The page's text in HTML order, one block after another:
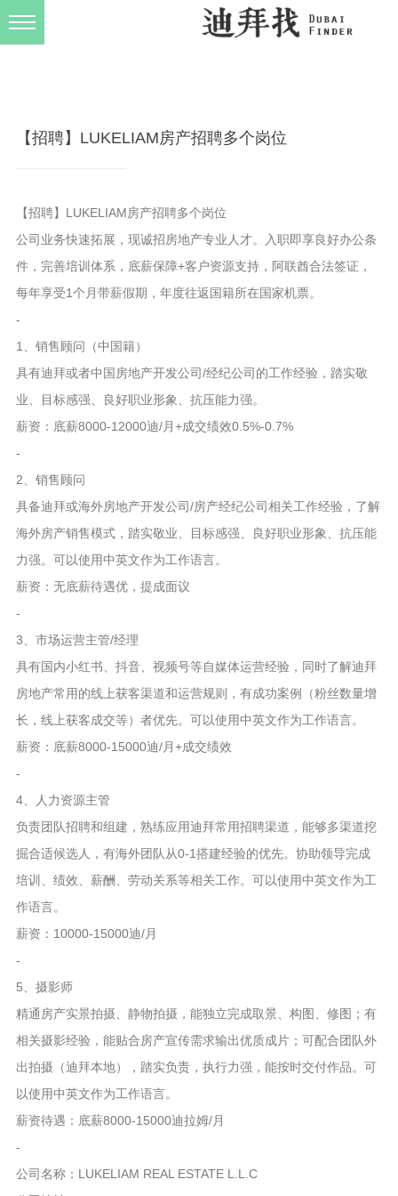
【招聘】LUKELIAM房产招聘多个岗位
【招聘】LUKELIAM房产招聘多个岗位
公司业务快速拓展，现诚招房地产专业人才。入职即享良好办公条
件，完善培训体系，底薪保障+客户资源支持，阿联酋合法签证，
每年享受1个月带薪假期，年度往返国籍所在国家机票。
-
1、销售顾问（中国籍）
具有迪拜或者中国房地产开发公司/经纪公司的工作经验，踏实敬
业、目标感强、良好职业形象、抗压能力强。
薪资：底薪8000-12000迪/月+成交绩效0.5%-0.7%
-
2、销售顾问
具备迪拜或海外房地产开发公司/房产经纪公司相关工作经验，了解
海外房产销售模式，踏实敬业、目标感强、良好职业形象、抗压能
力强。可以使用中英文作为工作语言。
薪资：无底薪待遇优，提成面议
-
3、市场运营主管/经理
具有国内小红书、抖音、视频号等自媒体运营经验，同时了解迪拜
房地产常用的线上获客渠道和运营规则，有成功案例（粉丝数量增
长，线上获客成交等）者优先。可以使用中英文作为工作语言。
薪资：底薪8000-15000迪/月+成交绩效
-
4、人力资源主管
负责团队招聘和组建，熟练应用迪拜常用招聘渠道，能够多渠道挖
掘合适候选人，有海外团队从0-1搭建经验的优先。协助领导完成
培训、绩效、薪酬、劳动关系等相关工作。可以使用中英文作为工
作语言。
薪资：10000-15000迪/月
-
5、摄影师
精通房产实景拍摄、静物拍摄，能独立完成取景、构图、修图；有
相关摄影经验，能贴合房产宣传需求输出优质成片；可配合团队外
出拍摄（迪拜本地），踏实负责，执行力强，能按时交付作品。可
以使用中英文作为工作语言。
薪资待遇：底薪8000-15000迪拉姆/月
-
公司名称：LUKELIAM REAL ESTATE L.L.C